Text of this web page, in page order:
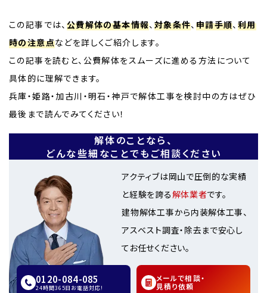
この記事では、 公費解体の基本情報、 対象条件、 申請手順、 利用
時の注意点などを詳しくご紹介します。
この記事を読むと、公費解体をスムーズに進める方法について
具体的に理解できます。
兵庫・姫路・加古川・明石・神戸で解体工事を検討中の方はぜひ
最後まで読んでみてください！
解体のことなら、
どんな些細なことでもご相談ください
アクティブは岡山で圧倒的な実績
と経験を誇る解体業者です。
建物解体工事から内装解体工事、
アスベスト調査・除去まで安心し
てお任せください。
0120-084-085
24時間365日お電話対応!
メールで相談・
見積り依頼